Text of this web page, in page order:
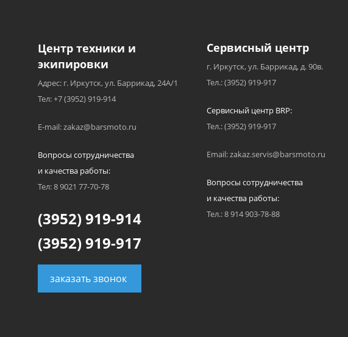
Центр техники и
экипировки
Адрес: г. Иркутск, ул. Баррикад, 24А/1
Тел: +7 (3952) 919-914
E-mail: zakaz@barsmoto.ru
Вопросы сотрудничества
и качества работы:
Тел: 8 9021 77-70-78
(3952) 919-914
(3952) 919-917
заказать звонок
Сервисный центр
г. Иркутск, ул. Баррикад, д. 90в.
Тел.: (3952) 919-917
Сервисный центр BRP:
Тел.: (3952) 919-917
Email: zakaz.servis@barsmoto.ru
Вопросы сотрудничества
и качества работы:
Тел.: 8 914 903-78-88